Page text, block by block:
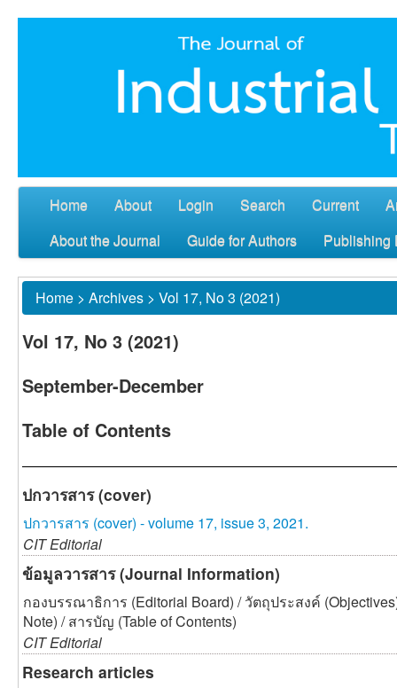
Home About Login Search Current
About the Journal
Guide for Authors Publishing
Home > Archives > Vol 17, No 3 (2021)
Vol 17, No 3 (2021)
September-December
Table of Contents
ปกวารสาร (cover)
ปกวารสาร (cover) - volume 17, issue 3, 2021.
CIT Editorial
ข้อมูลวารสาร (Journal Information)
กองบรรณาธิการ (Editorial Board) / วัตถุประสงค์
Note) / สารบัญ (Table of Contents)
CIT Editorial
Research articles